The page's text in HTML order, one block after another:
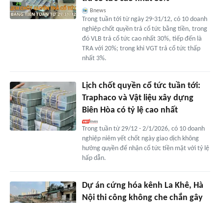
Bnews
Trong tuần tới từ ngày 29-31/12, có 10 doanh
nghiệp chốt quyền trả cổ tức bằng tiền, trong
đó VLB trả cổ tức cao nhất 30%, tiếp đến là
TRA với 20%; trong khi VGT trả cổ tức thấp
nhất 3%.
Lịch chốt quyền cổ tức tuần tới:
Traphaco và Vật liệu xây dựng
Biên Hòa có tỷ lệ cao nhất
Trong tuần từ 29/12 - 2/1/2026, có 10 doanh
nghiệp niêm yết chốt ngày giao dịch không
hưởng quyền để nhận cổ tức tiền mặt với tỷ lệ
hấp dẫn.
Dự án cứng hóa kênh La Khê, Hà
Nội thi công không che chắn gây